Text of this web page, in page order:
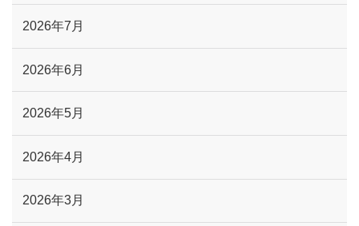
2026年7月
2026年6月
2026年5月
2026年4月
2026年3月